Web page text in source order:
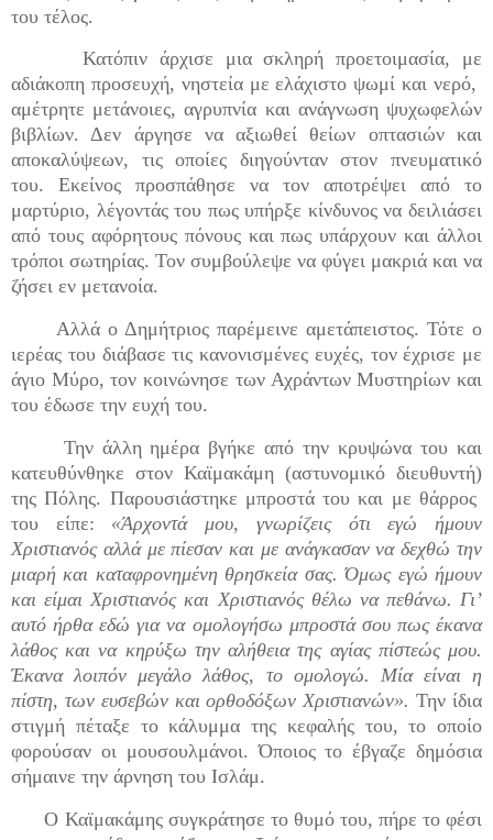
του τέλος.
Κατόπιν άρχισε μια σκληρή προετοιμασία, με
αδιάκοπη προσευχή, νηστεία με ελάχιστο ψωμί και νερό,
αμέτρητε μετάνοιες, αγρυπνία και ανάγνωση ψυχωφελών
βιβλίων. Δεν άργησε να αξιωθεί θείων οπτασιών και
αποκαλύψεων, τις οποίες διηγούνταν στον πνευματικό
του. Εκείνος προσπάθησε να τον αποτρέψει από το
μαρτύριο, λέγοντάς του πως υπήρξε κίνδυνος να δειλιάσει
από τους αφόρητους πόνους και πως υπάρχουν και άλλοι
τρόποι σωτηρίας. Τον συμβούλεψε να φύγει μακριά και να
ζήσει εν μετανοία.
Αλλά ο Δημήτριος παρέμεινε αμετάπειστος. Τότε ο
ιερέας του διάβασε τις κανονισμένες ευχές, τον έχρισε με
άγιο Μύρο, τον κοινώνησε των Αχράντων Μυστηρίων και
του έδωσε την ευχή του.
Την άλλη ημέρα βγήκε από την κρυψώνα του και
κατευθύνθηκε στον Καϊμακάμη (αστυνομικό διευθυντή)
της Πόλης. Παρουσιάστηκε μπροστά του και με θάρρος
του είπε: «Άρχοντά μου, γνωρίζεις ότι εγώ ήμουν
Χριστιανός αλλά με πίεσαν και με ανάγκασαν να δεχθώ την
μιαρή και καταφρονημένη θρησκεία σας. Όμως εγώ ήμουν
και είμαι Χριστιανός και Χριστιανός θέλω να πεθάνω. Γι’
αυτό ήρθα εδώ για να ομολογήσω μπροστά σου πως έκανα
λάθος και να κηρύξω την αλήθεια της αγίας πίστεώς μου.
Έκανα λοιπόν μεγάλο λάθος, το ομολογώ. Μία είναι η
πίστη, των ευσεβών και ορθοδόξων Χριστιανών».Την ίδια
στιγμή πέταξε το κάλυμμα της κεφαλής του, το οποίο
φορούσαν οι μουσουλμάνοι. Όποιος το έβγαζε δημόσια
σήμαινε την άρνηση του Ισλάμ.
Ο Καϊμακάμης συγκράτησε το θυμό του, πήρε το φέσι